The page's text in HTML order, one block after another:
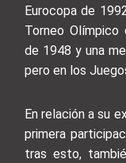
Eurocopa de
Torneo
de 1948 y una
pero en los
En relación a su
primera
tras esto,